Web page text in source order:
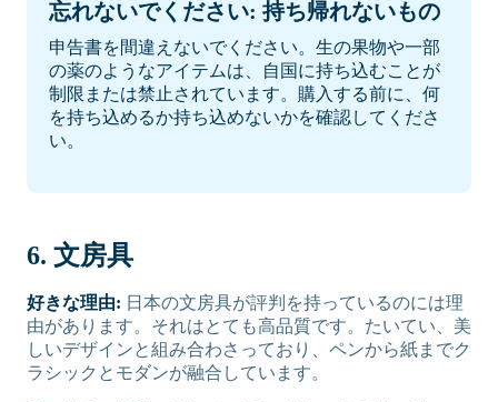
忘れないでください: 持ち帰れないもの
申告書を間違えないでください。生の果物や一部
の薬のようなアイテムは、自国に持ち込むことが
制限または禁止されています。購入する前に、何
を持ち込めるか持ち込めないかを確認してくださ
い。
6. 文房具
好きな理由: 日本の文房具が評判を持っているのには理
由があります。それはとても高品質です。たいてい、美
しいデザインと組み合わさっており、ペンから紙までク
ラシックとモダンが融合しています。